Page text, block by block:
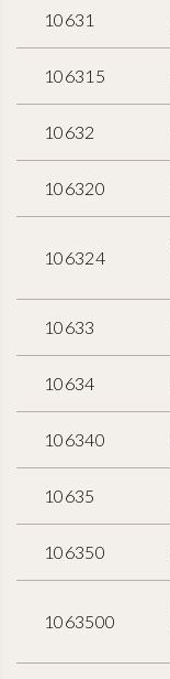
10631
106315
10632
106320
106324
10633
10634
106340
10635
106350
1063500